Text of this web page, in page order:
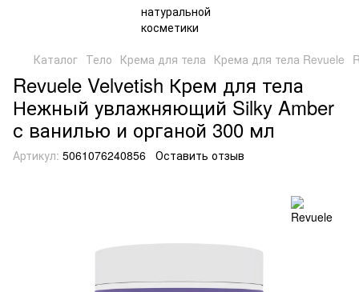
Каталог Тело Крема для тела Крема для тела Revuele
Revuele Velvetish Крем для тела
Нежный увлажняющий Silky Amber
с ванилью и органой 300 мл
Артикул: 5061076240856 Оставить отзыв